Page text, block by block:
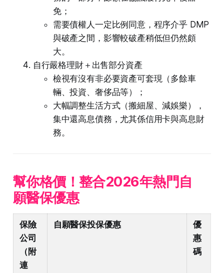
免；
需要債權人一定比例同意，程序介乎 DMP
與破產之間，影響較破產稍低但仍然頗
大。
自行嚴格理財＋出售部分資產
檢視有沒有非必要資產可套現（多餘車
輛、投資、奢侈品等）；
大幅調整生活方式（搬細屋、減娛樂），
集中還高息債務，尤其係信用卡與高息財
務。
幫你格價！整合2026年熱門自
願醫保優惠
保險
公司
（附
連
自願醫保投保優惠
優
惠
碼